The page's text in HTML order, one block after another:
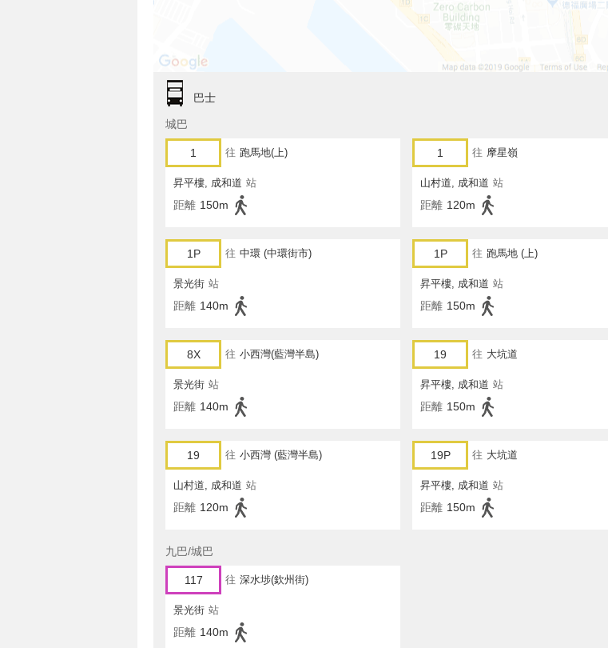
巴士
城巴
1 往 跑馬地(上)
昇平樓, 成和道 站
距離 150m
1 往 摩星嶺
山村道, 成和道 站
距離 120m
1P 往 中環 (中環街市)
景光街 站
距離 140m
1P 往 跑馬地 (上)
昇平樓, 成和道 站
距離 150m
8X 往 小西灣(藍灣半島)
景光街 站
距離 140m
19 往 大坑道
昇平樓, 成和道 站
距離 150m
19 往 小西灣 (藍灣半島)
山村道, 成和道 站
距離 120m
19P 往 大坑道
昇平樓, 成和道 站
距離 150m
九巴/城巴
117 往 深水埗(欽州街)
景光街 站
距離 140m